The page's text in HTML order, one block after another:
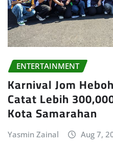
ENTERTAINMENT
Karnival Jom
Catat Lebih
Kota Samarahan
Yasmin Zainal Aug 7,